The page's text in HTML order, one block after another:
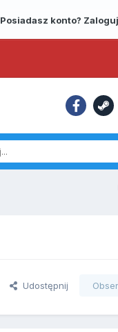
Posiadasz konto?
Udostępnij